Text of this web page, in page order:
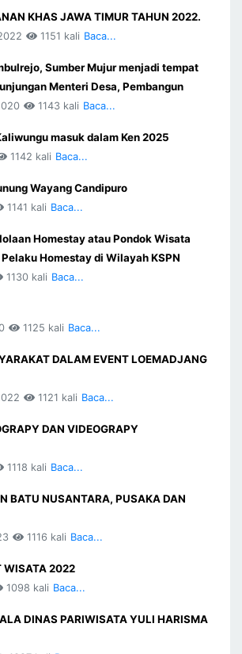
KHAS JAWA TIMUR TAHUN 2022.
1151 kali Baca...
Sumber Mujur menjadi tempat
Menteri Desa, Pembangun
1143 kali Baca...
masuk dalam Ken 2025
1142 kali Baca...
Wayang Candipuro
1141 kali Baca...
Homestay atau Pondok Wisata
Homestay di Wilayah KSPN
1130 kali Baca...
1125 kali Baca...
DALAM EVENT LOEMADJANG
1121 kali Baca...
DAN VIDEOGRAPY
1118 kali Baca...
BATU NUSANTARA, PUSAKA DAN
1116 kali Baca...
WISATA 2022
1098 kali Baca...
DINAS PARIWISATA YULI HARISMA